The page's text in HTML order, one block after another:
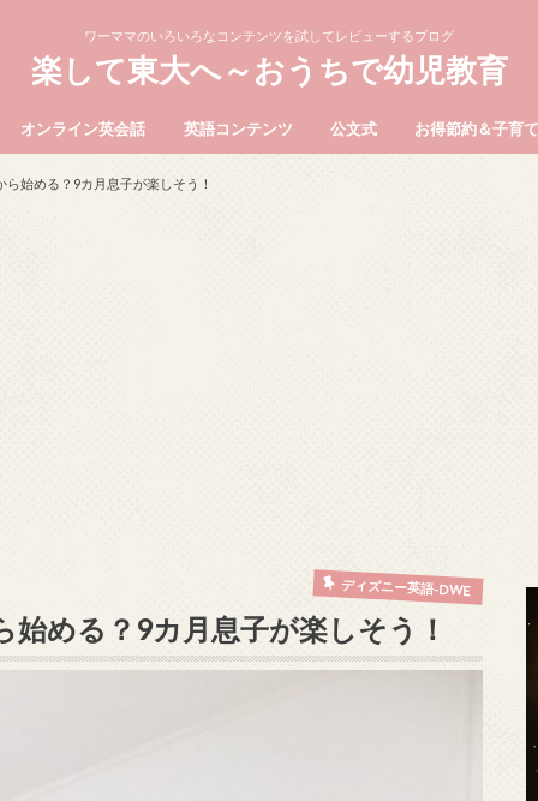
ワーママのいろいろなコンテンツを試してレビューするブログ
楽して東大へ～おうちで幼児教育
オンライン英会話 英語コンテンツ 公文式 お得節約＆子育
ら始める？9カ月息子が楽しそう！
ディズニー英語-DWE
始める？9カ月息子が楽しそう！